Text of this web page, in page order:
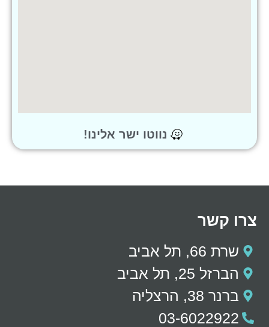
נווטו ישר אלינו!
צרו קשר
שרת 66, תל אביב
הברזל 25, תל אביב
ברנר 38, הרצליה
03-6022922